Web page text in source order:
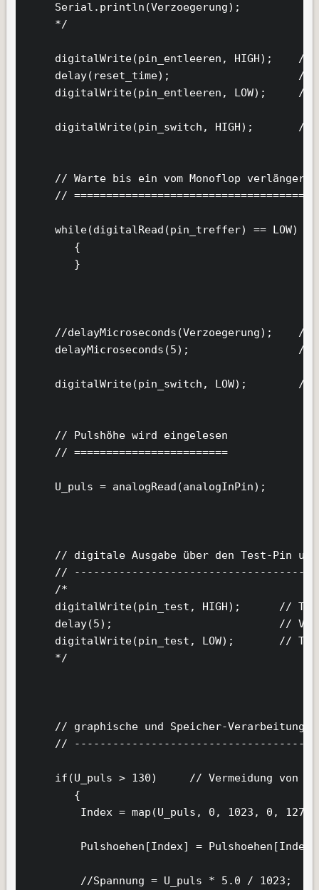
     Serial.println(Verzoegerung);
     */
digitalWrite(pin_entleeren, HIGH);    //
delay(reset_time);
digitalWrite(pin_entleeren, LOW);     //
digitalWrite(pin_switch, HIGH);
// Warte bis ein vom Monoflop
//
     while(digitalRead(pin_treffer) == LOW)
        {
        }
//delayMicroseconds(Verzoegerung);
delayMicroseconds(5);
digitalWrite(pin_switch, LOW);
     // Pulshöhe wird eingelesen
     // ========================
U_puls = analogRead(analogInPin);
// digitale Ausgabe über den Test-Pin
//
     /*
digitalWrite(pin_test, HIGH);      //
delay(5);                          //
digitalWrite(pin_test, LOW);       //
     */
// graphische und Speicher-Verarbeitung
//
if(U_puls > 130)     // Vermeidung von
        {
Index = map(U_puls, 0, 1023, 0,
Pulshoehen[Index] =
         //Spannung = U_puls * 5.0 / 1023;